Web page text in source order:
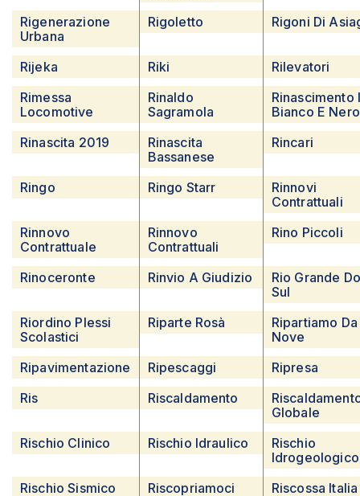
Rigenerazione
Urbana
Rigoletto Rigoni Di
Rijeka Riki
Rilevatori
Rimessa
Locomotive
Rinaldo
Sagramola
Rinascimento
Bianco E Nero
Rinascita 2019
Rinascita
Bassanese
Rincari
Ringo Ringo Starr
Rinnovi
Contrattuali
Rinnovo
Contrattuale
Rinnovo
Contrattuali
Rino Piccoli
Rinoceronte Rinvio A Giudizio
Rio Grande Do
Sul
Riordino Plessi
Scolastici
Riparte Rosà
Ripartiamo Da
Nove
Ripavimentazione
Ripescaggi
Ripresa
Ris
Riscaldamento
Globale
Rischio Clinico
Rischio Idraulico
Rischio
Idrogeologico
Rischio Sismico
Riscopriamoci
Riscossa Italia